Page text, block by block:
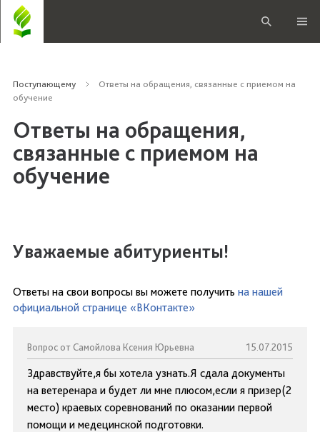
Поступающему
Ответы на обращения, связанные с приемом на
обучение
Ответы на обращения,
связанные с приемом на
обучение
Уважаемые абитуриенты!
Ответы на свои вопросы вы можете получить на нашей
официальной странице «ВКонтакте»
Вопрос от Самойлова Ксения Юрьевна 15.07.2015
Здравствуйте,я бы хотела узнать.Я сдала документы
на ветеренара и будет ли мне плюсом,если я призер(2
место) краевых соревнований по оказании первой
помощи и медецинской подготовки.